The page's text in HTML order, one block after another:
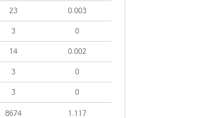
23 0.003
3 0
14 0.002
3 0
3 0
8674 1.117